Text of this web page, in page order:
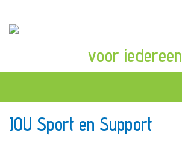
voor iedereen
JOU Sport en Support